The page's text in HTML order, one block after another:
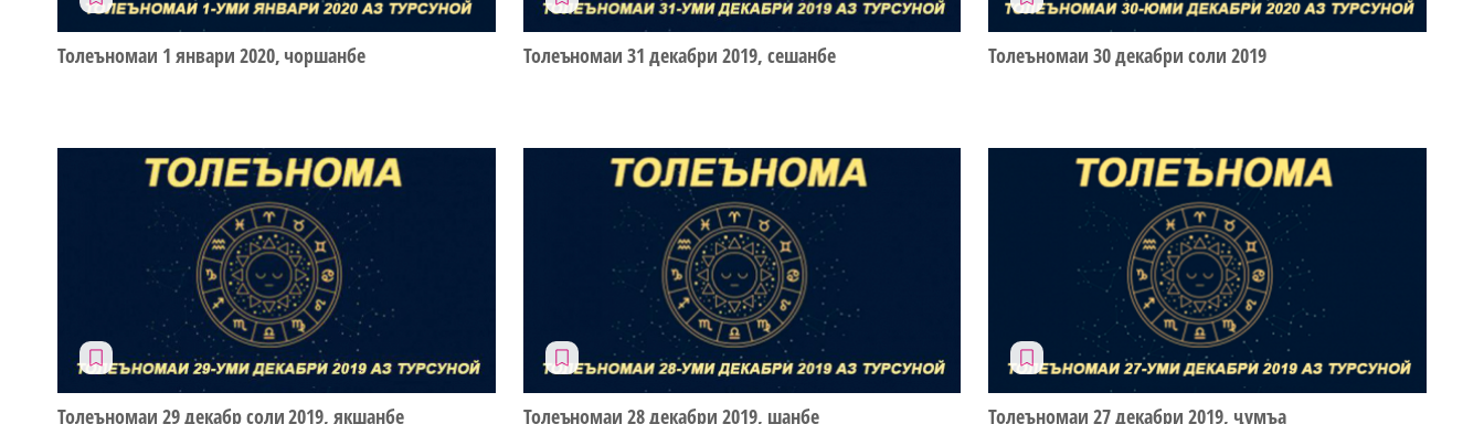
Толеъномаи 1 январи 2020, чоршанбе Толеъномаи 31 декабри 2019, сешанбе Толеъномаи 30 декабри соли 2019
Толеъномаи 29 декабр соли 2019, якшанбе Толеъномаи 28 декабри 2019, шанбе Толеъномаи 27 декабри 2019, ҷумъа